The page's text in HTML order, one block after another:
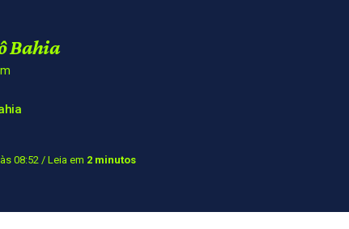
Bahia
08:52 / Leia em 2 minutos